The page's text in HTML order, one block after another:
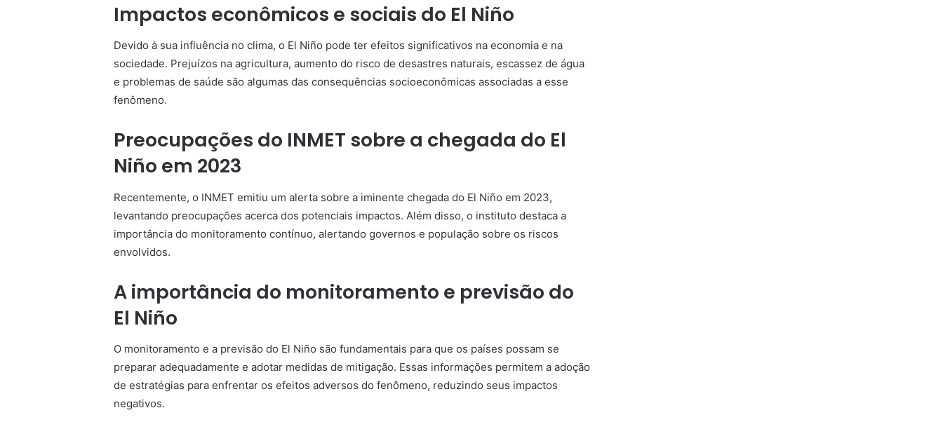
Impactos econômicos e sociais do El Niño
Devido à sua influência no clima, o El Niño pode ter efeitos significativos na economia e na
sociedade. Prejuízos na agricultura, aumento do risco de desastres naturais, escassez de água
e problemas de saúde são algumas das consequências socioeconômicas associadas a esse
fenômeno.
Preocupações do INMET sobre a chegada do El
Niño em 2023
Recentemente, o INMET emitiu um alerta sobre a iminente chegada do El Niño em 2023,
levantando preocupações acerca dos potenciais impactos. Além disso, o instituto destaca a
importância do monitoramento contínuo, alertando governos e população sobre os riscos
envolvidos.
A importância do monitoramento e previsão do
El Niño
O monitoramento e a previsão do El Niño são fundamentais para que os países possam se
preparar adequadamente e adotar medidas de mitigação. Essas informações permitem a adoção
de estratégias para enfrentar os efeitos adversos do fenômeno, reduzindo seus impactos
negativos.